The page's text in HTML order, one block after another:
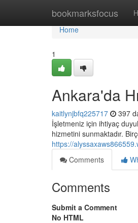
bookmarksfocus
Home
Home
1
Ankara'da
kaitlynjbfq225717 397
İşletmeniz için ihtiyaç
hizmetini sunmaktadır.
https://
Comments
Comments
Submit a Comment
No HTML